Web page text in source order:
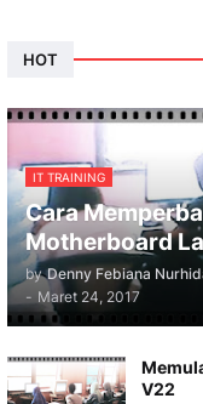
HOT
IT TRAINING
Cara
Motherboard
by Denny Febiana
- Maret 24, 2017
V22